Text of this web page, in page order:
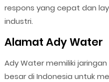
respons yang cepat dan
industri.
Alamat Ady Water
Ady Water memiliki
besar di Indonesia untuk